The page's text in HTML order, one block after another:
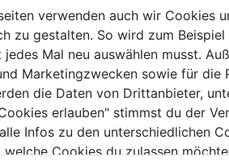
PVC
0.0 (0) 0.0 (0)
0.0
von
5
Sternen.
5,99€
verwenden auch wir Cookies
zu gestalten. So wird zum
Mal neu auswählen musst.
Marketingzwecken sowie für die
die Daten von Drittanbieter,
erlauben" stimmst du der
Infos zu den unterschiedlichen
welche Cookies du zulassen